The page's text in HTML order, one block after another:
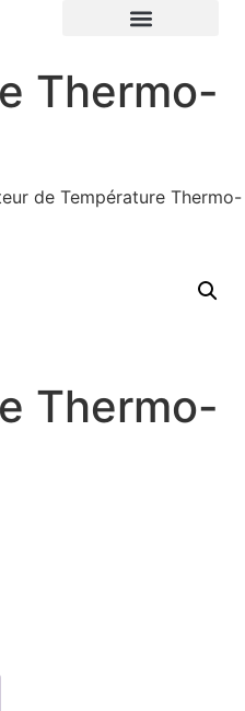
Thermo-
de Température Thermo-
Thermo-